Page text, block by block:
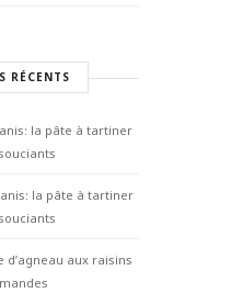
RÉCENTS
la pâte à tartiner
la pâte à tartiner
d’agneau aux raisins